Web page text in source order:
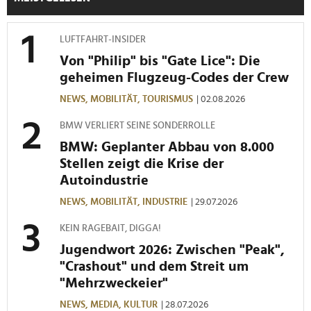
Partner führen diese Informationen möglicherweise mit
weiteren Daten zusammen, die Sie ihnen bereitgestellt
gesammelt haben.
LUFTFAHRT-INSIDER
Von "Philip" bis "Gate Lice": Die
geheimen Flugzeug-Codes der Crew
NEWS, MOBILITÄT, TOURISMUS | 02.08.2026
BMW VERLIERT SEINE SONDERROLLE
BMW: Geplanter Abbau von 8.000
Stellen zeigt die Krise der
Autoindustrie
NEWS, MOBILITÄT, INDUSTRIE | 29.07.2026
KEIN RAGEBAIT, DIGGA!
Jugendwort 2026: Zwischen "Peak",
"Crashout" und dem Streit um
"Mehrzweckeier"
NEWS, MEDIA, KULTUR | 28.07.2026